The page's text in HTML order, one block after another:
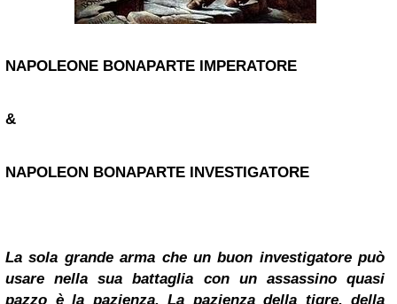
NAPOLEONE BONAPARTE IMPERATORE
&
NAPOLEON BONAPARTE INVESTIGATORE
La sola grande arma che un buon investigatore può
usare nella sua battaglia con un assassino quasi
pazzo è la pazienza. La pazienza della tigre, della